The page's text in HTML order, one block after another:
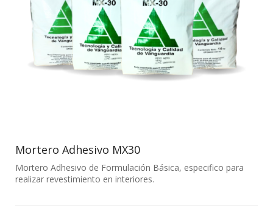
Mortero Adhesivo MX30
Mortero Adhesivo de Formulación Básica, especifico para
realizar revestimiento en interiores.